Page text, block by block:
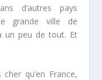
d’autres pays
grande ville de
un peu de tout. Et
qu’en France,